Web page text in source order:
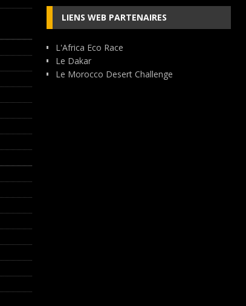
LIENS WEB PARTENAIRES
L'Africa Eco Race
Le Dakar
Le Morocco Desert Challenge